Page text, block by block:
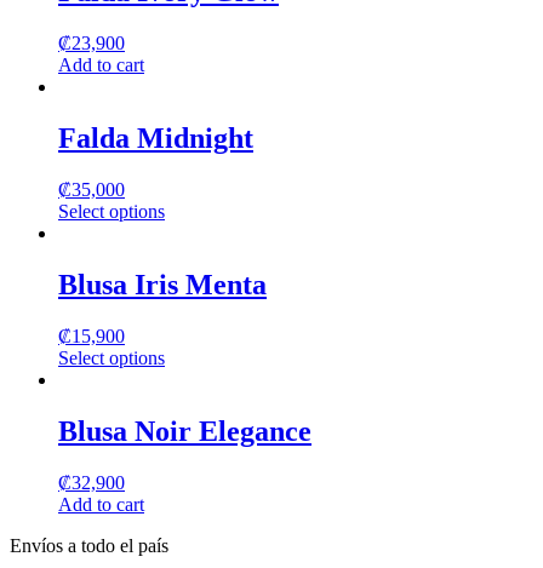
₡23,900
Add to cart
Falda Midnight
₡35,000
Select options
has
multiple
The
options
chosen
on
the
product
page
Blusa Iris Menta
₡15,900
Select options
has
multiple
The
options
be
Blusa Noir Elegance
₡32,900
Add to cart
Envíos a todo el país